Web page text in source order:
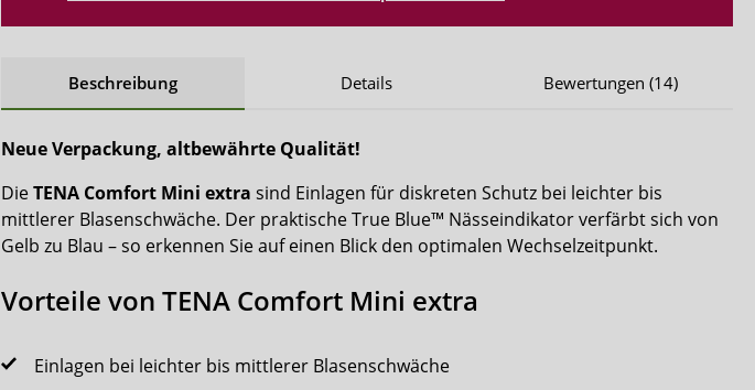
Beschreibung Details Bewertungen (14)
Neue Verpackung, altbewährte Qualität!
DieTENA Comfort Mini extra sind Einlagen für diskreten Schutz bei leichter bis
mittlerer Blasenschwäche. Der praktische True Blue™ Nässeindikator verfärbt sich von
Gelb zu Blau – so erkennen Sie auf einen Blick den optimalen Wechselzeitpunkt.
Vorteile von TENA Comfort Mini extra
Einlagen bei leichter bis mittlerer Blasenschwäche